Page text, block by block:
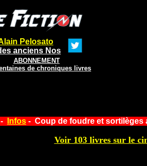
Pelosato
anciens Nos
ABONNEMENT
de chroniques livres
- Infos - Coup de foudre et sortilèges
Voir 103 livres sur le